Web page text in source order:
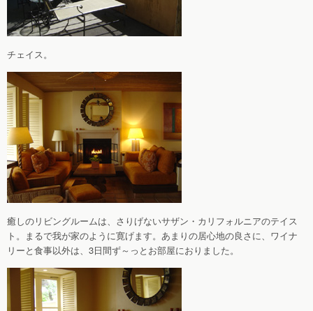
チェイス。
癒しのリビングルームは、さりげないサザン・カリフォルニアのテイス
ト。まるで我が家のように寛げます。あまりの居心地の良さに、ワイナ
リーと食事以外は、3日間ず～っとお部屋におりました。